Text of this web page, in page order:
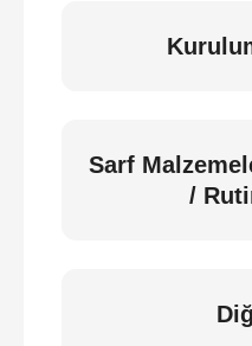
Sarf
/